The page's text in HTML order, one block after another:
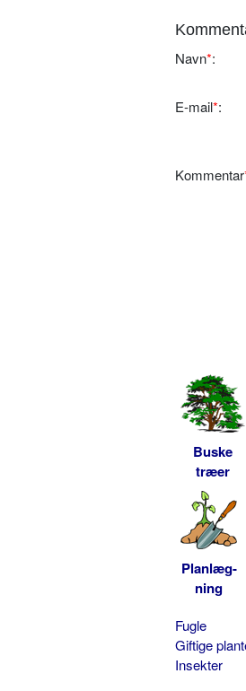
Navn*:
E-mail*:
Kommentar
Buske
træer
Planlæg-
ning
Fugle
Giftige
Insekter